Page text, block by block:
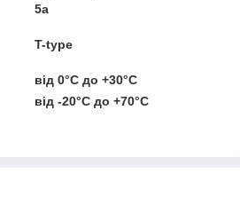
5a
T-type
від 0°C до +30°C
від -20°C до +70°C